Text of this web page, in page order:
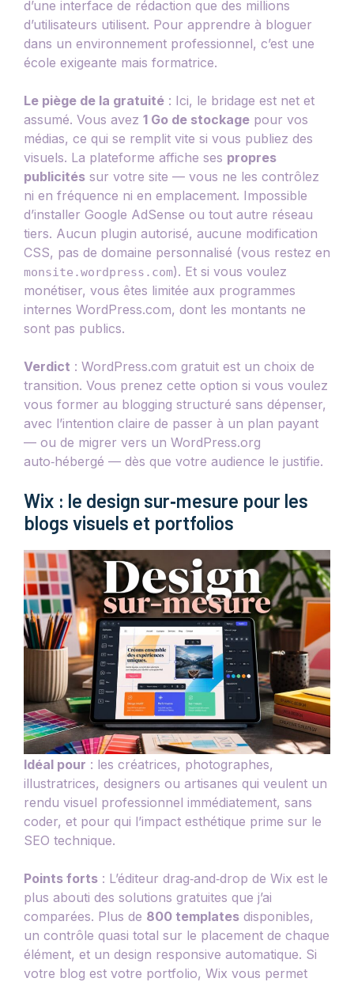
d’une interface de rédaction que des millions
d’utilisateurs utilisent. Pour apprendre à bloguer
dans un environnement professionnel, c’est une
école exigeante mais formatrice.
Le piège de la gratuité : Ici, le bridage est net et
assumé. Vous avez 1 Go de stockage pour vos
médias, ce qui se remplit vite si vous publiez des
visuels. La plateforme affiche ses propres
publicités sur votre site — vous ne les contrôlez
ni en fréquence ni en emplacement. Impossible
d’installer Google AdSense ou tout autre réseau
tiers. Aucun plugin autorisé, aucune modification
CSS, pas de domaine personnalisé (vous restez en
monsite.wordpress.com). Et si vous voulez
monétiser, vous êtes limitée aux programmes
internes WordPress.com, dont les montants ne
sont pas publics.
Verdict : WordPress.com gratuit est un choix de
transition. Vous prenez cette option si vous voulez
vous former au blogging structuré sans dépenser,
avec l’intention claire de passer à un plan payant
— ou de migrer vers un WordPress.org
auto‑hébergé — dès que votre audience le justifie.
Wix : le design sur‑mesure pour les
blogs visuels et portfolios
Idéal pour : les créatrices, photographes,
illustratrices, designers ou artisanes qui veulent un
rendu visuel professionnel immédiatement, sans
coder, et pour qui l’impact esthétique prime sur le
SEO technique.
Points forts : L’éditeur drag‑and‑drop de Wix est le
plus abouti des solutions gratuites que j’ai
comparées. Plus de 800 templates disponibles,
un contrôle quasi total sur le placement de chaque
élément, et un design responsive automatique. Si
votre blog est votre portfolio, Wix vous permet